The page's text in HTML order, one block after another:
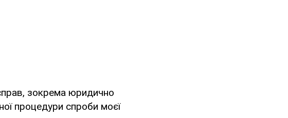
зокрема юридично
процедури спроби моєї